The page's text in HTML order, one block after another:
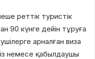
реттік туристік
90 күнге дейін тұруға
арналған виза
немесе қабылдаушы